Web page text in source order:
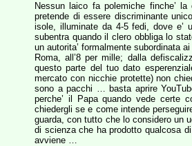
Nessun laico fa polemiche finche’
pretende di essere discriminante
isole, illuminate da 4-5 fedi, dove e’
subentra quando il clero obbliga lo
un autorita’ formalmente subordinata
Roma, all’8 per mille; dalla
questo parte del tuo dato
mercato con nicchie protette) non
sono a pacchi … basta aprire
perche’ il Papa quando vede certe
chiedergli se e come intende
guarda, con tutto che lo considero un
di scienza che ha prodotto qualcosa
avviene …